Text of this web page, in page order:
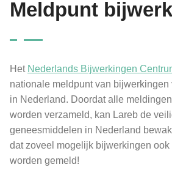
Meldpunt
Het Nederlands Bijwerkingen
nationale meldpunt van
in Nederland. Doordat alle
worden verzameld, kan Lareb de
geneesmiddelen in Nederland
dat zoveel mogelijk bijwerkingen
worden gemeld!